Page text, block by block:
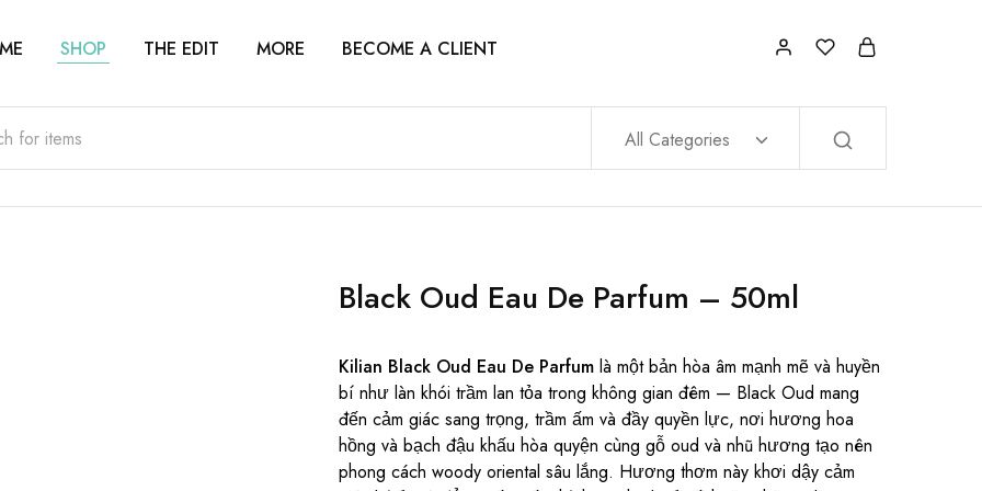
SHOP THE EDIT MORE BECOME A CLIENT
All Categories
Black Oud Eau De Parfum – 50ml
Kilian Black Oud Eau De Parfumlà một bản hòa âm mạnh mẽ và huyền
bí như làn khói trầm lan tỏa trong không gian đêm — Black Oud mang
đến cảm giác sang trọng, trầm ấm và đầy quyền lực, nơi hương hoa
hồng và bạch đậu khấu hòa quyện cùng gỗ oud và nhũ hương tạo nên
phong cách woody oriental sâu lắng. Hương thơm này khơi dậy cảm